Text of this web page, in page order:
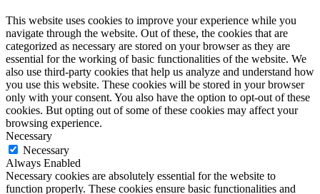
This website uses cookies to improve your experience while you
navigate through the website. Out of these, the cookies that are
categorized as necessary are stored on your browser as they are
essential for the working of basic functionalities of the website. We
also use third-party cookies that help us analyze and understand how
you use this website. These cookies will be stored in your browser
only with your consent. You also have the option to opt-out of these
cookies. But opting out of some of these cookies may affect your
browsing experience.
Necessary
Necessary
Always Enabled
Necessary cookies are absolutely essential for the website to
function properly. These cookies ensure basic functionalities and